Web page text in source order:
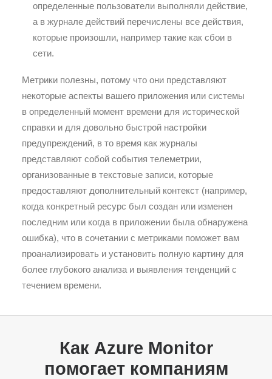
определенные пользователи выполняли действие,
а в журнале действий перечислены все действия,
которые произошли, например такие как сбои в
сети.
Метрики полезны, потому что они представляют
некоторые аспекты вашего приложения или системы
в определенный момент времени для исторической
справки и для довольно быстрой настройки
предупреждений, в то время как журналы
представляют собой события телеметрии,
организованные в текстовые записи, которые
предоставляют дополнительный контекст (например,
когда конкретный ресурс был создан или изменен
последним или когда в приложении была обнаружена
ошибка), что в сочетании с метриками поможет вам
проанализировать и установить полную картину для
более глубокого анализа и выявления тенденций с
течением времени.
Как Azure Monitor
помогает компаниям